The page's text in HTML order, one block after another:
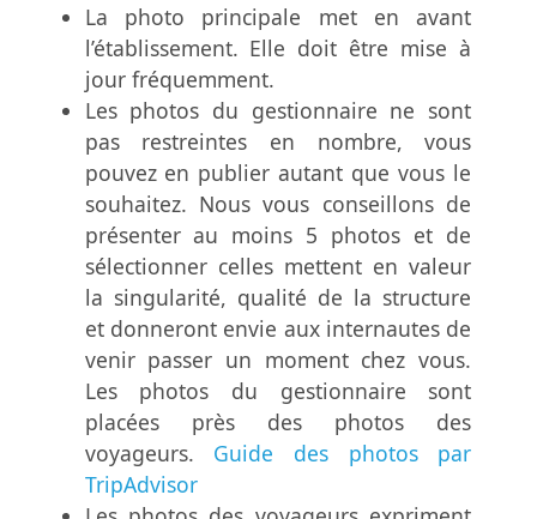
La photo principale met en avant
l’établissement. Elle doit être mise à
jour fréquemment.
Les photos du gestionnaire ne sont
pas restreintes en nombre, vous
pouvez en publier autant que vous le
souhaitez. Nous vous conseillons de
présenter au moins 5 photos et de
sélectionner celles mettent en valeur
la singularité, qualité de la structure
et donneront envie aux internautes de
venir passer un moment chez vous.
Les photos du gestionnaire sont
placées près des photos des
voyageurs. Guide des photos par
TripAdvisor